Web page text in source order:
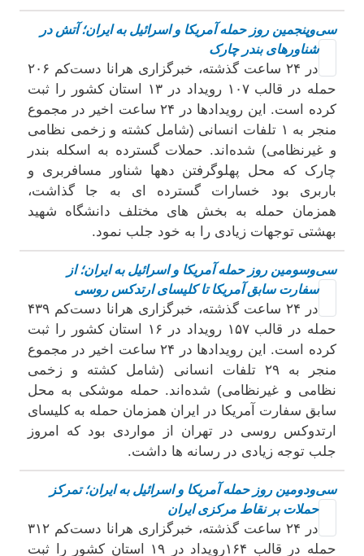
سی‌وپنجمین روز حمله آمریکا و اسرائیل به ایران؛ آتش در
شناورهای بندر چارک
در ۲۴ ساعت گذشته، خبرگزاری هرانا دست‌کم ۲۰۶
حمله در قالب ۱۰۷ رویداد در ۱۳ استان کشور را ثبت
کرده است. این رویدادها در ۲۴ ساعت اخیر در مجموع
منجر به ۱ تلفات انسانی (شامل کشته و زخمی نظامی
و غیرنظامی) شده‌اند. حملات گسترده به اسکله بندر
چارک که محل پهلوگرفتن دهها شناور مسافربری و
باربری بود خسارات گسترده ای به جا گذاشت،
همزمان حمله به بخش های مختلف دانشگاه شهید
بهشتی توجهات زیادی را به خود جلب نمود.
سی‌وسومین روز حمله آمریکا و اسرائیل به ایران؛ از
سفارت سابق آمریکا تا کلیسای ارتدکس روسی
در ۲۴ ساعت گذشته، خبرگزاری هرانا دست‌کم ۴۳۹
حمله در قالب ۱۵۷ رویداد در ۱۶ استان کشور را ثبت
کرده است. این رویدادها در ۲۴ ساعت اخیر در مجموع
منجر به ۲۹ تلفات انسانی (شامل کشته و زخمی
نظامی و غیرنظامی) شده‌اند. حمله موشکی به محل
سابق سفارت آمریکا در ایران همزمان حمله به کلیسای
ارتدوکس روسی در تهران از مواردی بود که امروز
جلب توجه زیادی در رسانه ها داشت.
سی‌ودومین روز حمله آمریکا و اسرائیل به ایران؛ تمرکز
حملات بر نقاط مرکزی ایران
در ۲۴ ساعت گذشته، خبرگزاری هرانا دست‌کم ۳۱۲
حمله در قالب ۱۶۴رویداد در ۱۹ استان کشور را ثبت